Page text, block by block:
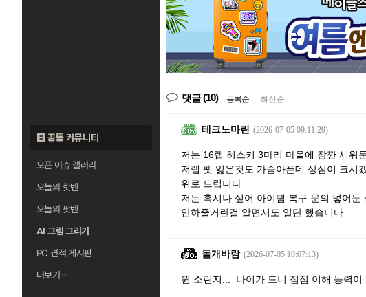
공통 커뮤니티
오픈 이슈 갤러리
오늘의 핫벤
오늘의 팟벤
AI 그림 그리기
PC 견적 게시판
더보기
댓글(10) 등록순 최신순
테크노마린 (2026-07-05 09:11:29)
저는 16렙 허스키 3마리 마을에 잠깐 새워
저렙 펫 잃은것도 가슴아픈데 상심이 크시
위로 드립니다
저는 혹시나 싶어 아이템 복구 문의 넣어둔
안하줄거란걸 알면서도 일단 했습니다
돌개바람 (2026-07-05 10:07:13)
뭔 소린지... 나이가 드니 점점 이해 능력이